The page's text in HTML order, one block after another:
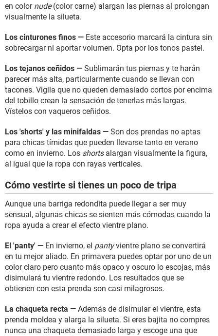
en color nude(color carne) alargan las piernas al prolongan
visualmente la silueta.
Los cinturones finos — Este accesorio marcará la cintura sin
sobrecargar ni aportar volumen. Opta por los tonos pastel.
Los tejanos ceñidos — Sublimarán tus piernas y te harán
parecer más alta, particularmente cuando se llevan con
tacones. Vigila que no queden demasiado cortos por encima
del tobillo crean la sensación de tenerlas más largas.
Vístelos con vaqueros ceñidos.
Los 'shorts' y las minifaldas — Son dos prendas no aptas
para chicas tímidas que pueden llevarse tanto en verano
como en invierno. Los shortsalargan visualmente la figura,
al igual que la ropa con rayas verticales.
Cómo vestirte si tienes un poco de tripa
Aunque una barriga redondita puede llegar a ser muy
sensual, algunas chicas se sienten más cómodas cuando la
ropa ayuda a crear el efecto vientre plano.
El 'panty' — En invierno, el pantyvientre plano se convertirá
en tu mejor aliado. En primavera puedes optar por uno de un
color claro pero cuanto más opaco y oscuro lo escojas, más
disimulará tu vientre redondo. Los resultados que se
obtienen con esta prenda son casi milagrosos.
La chaqueta recta — Además de disimular el vientre, esta
prenda moldea y alarga la silueta. Si eres bajita no compres
nunca una chaqueta demasiado larga y escoge una que